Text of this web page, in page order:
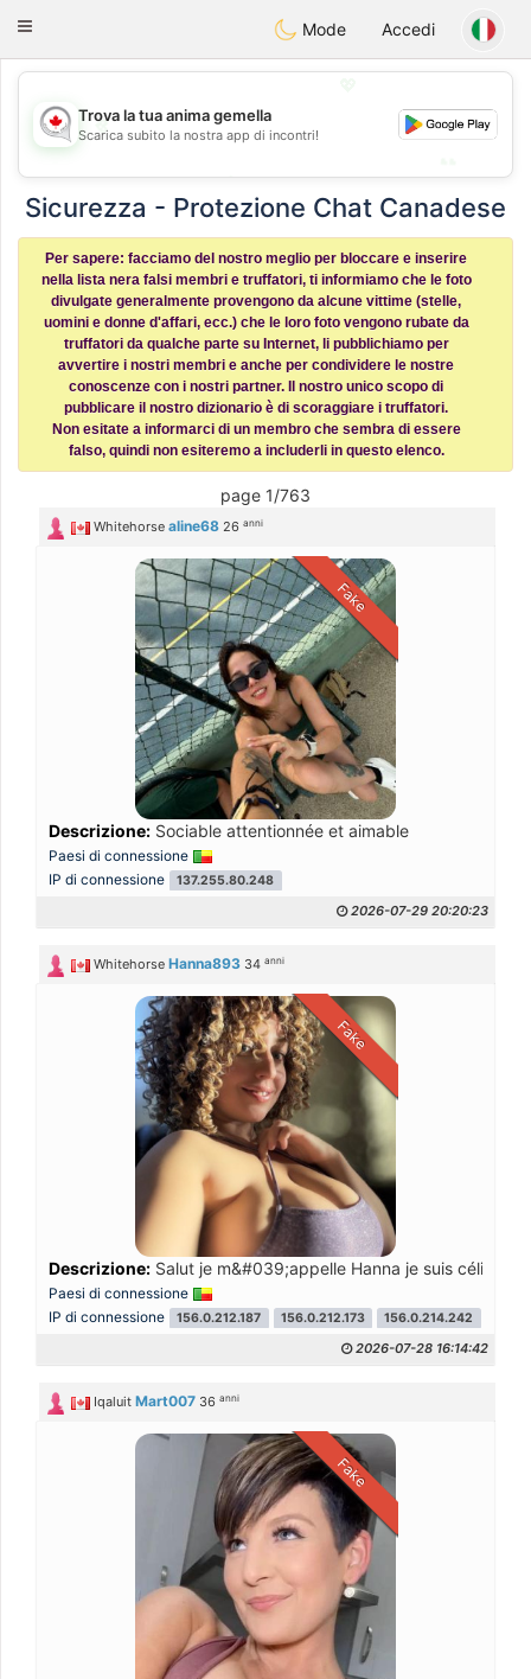
CANADIANchat
Toggle
Mode Accedi
💖
💕
Trova la tua anima gemella
Scarica subito la nostra app di incontri!
Sicurezza - Protezione Chat Canadese
Per sapere: facciamo del nostro meglio per bloccare e inserire
nella lista nera falsi membri e truffatori, ti informiamo che le foto
divulgate generalmente provengono da alcune vittime (stelle,
uomini e donne d'affari, ecc.) che le loro foto vengono rubate da
truffatori da qualche parte su Internet, li pubblichiamo per
avvertire i nostri membri e anche per condividere le nostre
conoscenze con i nostri partner. Il nostro unico scopo di
pubblicare il nostro dizionario è di scoraggiare i truffatori.
Non esitate a informarci di un membro che sembra di essere
falso, quindi non esiteremo a includerli in questo elenco.
page 1/763
Whitehorse aline68 26anni
Fake
Descrizione: Sociable attentionnée et aimable
Paesi di connessione
IP di connessione
137.255.80.248
2026-07-29 20:20:23
Whitehorse Hanna893 34anni
Fake
Descrizione: Salut je m&#039;appelle Hanna je suis
Paesi di connessione
IP di connessione
156.0.212.187 156.0.212.173 156.0.214.242
2026-07-28 16:14:42
Iqaluit Mart007 36anni
Fake